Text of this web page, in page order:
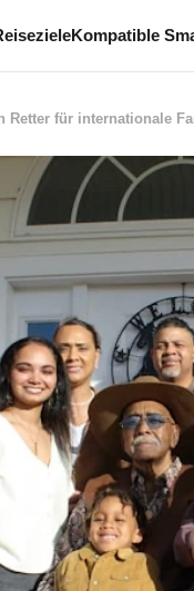
Kompatible
Retter für internationale